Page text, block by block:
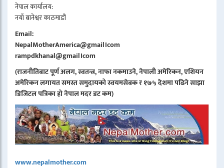
नेपाल कार्यालय:
नयाँ बानेश्वर काठमाडौं
Email:
NepalMotherAmerica@gmail।com
rampdkhanal@gmail।com
(राजनीतिबाट पूर्ण अलग, स्वतन्त्र, नाफा नकमाउने, नेपाली अमेरिकन, एशियन
अमेरिकन लगायत समस्त समुदायको स्वयमसेबक र १७५ देशमा पढिने साझा
डिजिटल पत्रिका हो नेपाल मदर डट कम)
www.nepalmother.com